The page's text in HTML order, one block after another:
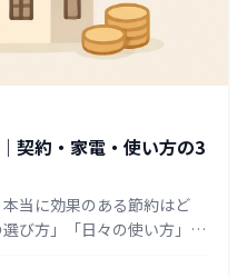
契約・家電・使い方の3
当に効果のある節約はど
び方」「日々の使い方」の